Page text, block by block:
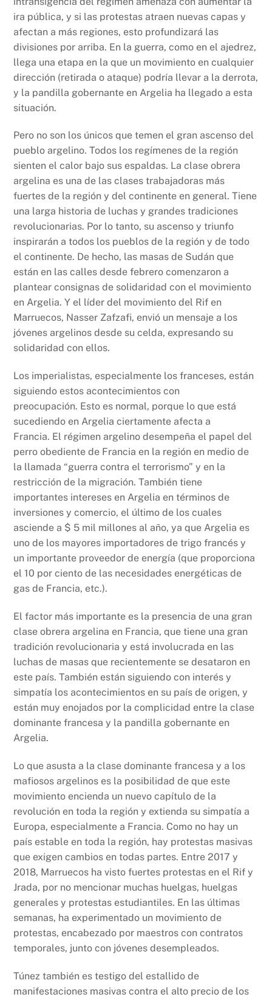
ira pública, y si las protestas atraen nuevas capas y
afectan a más regiones, esto profundizará las
divisiones por arriba. En la guerra, como en el ajedrez,
llega una etapa en la que un movimiento en cualquier
dirección (retirada o ataque) podría llevar a la derrota,
y la pandilla gobernante en Argelia ha llegado a esta
situación.
Pero no son los únicos que temen el gran ascenso del
pueblo argelino. Todos los regímenes de la región
sienten el calor bajo sus espaldas. La clase obrera
argelina es una de las clases trabajadoras más
fuertes de la región y del continente en general. Tiene
una larga historia de luchas y grandes tradiciones
revolucionarias. Por lo tanto, su ascenso y triunfo
inspirarán a todos los pueblos de la región y de todo
el continente. De hecho, las masas de Sudán que
están en las calles desde febrero comenzaron a
plantear consignas de solidaridad con el movimiento
en Argelia. Y el líder del movimiento del Rif en
Marruecos, Nasser Zafzafi, envió un mensaje a los
jóvenes argelinos desde su celda, expresando su
solidaridad con ellos.
Los imperialistas, especialmente los franceses, están
siguiendo estos acontecimientos con
preocupación. Esto es normal, porque lo que está
sucediendo en Argelia ciertamente afecta a
Francia. El régimen argelino desempeña el papel del
perro obediente de Francia en la región en medio de
la llamada “guerra contra el terrorismo” y en la
restricción de la migración. También tiene
importantes intereses en Argelia en términos de
inversiones y comercio, el último de los cuales
asciende a $ 5 mil millones al año, ya que Argelia es
uno de los mayores importadores de trigo francés y
un importante proveedor de energía (que proporciona
el 10 por ciento de las necesidades energéticas de
gas de Francia, etc.).
El factor más importante es la presencia de una gran
clase obrera argelina en Francia, que tiene una gran
tradición revolucionaria y está involucrada en las
luchas de masas que recientemente se desataron en
este país. También están siguiendo con interés y
simpatía los acontecimientos en su país de origen, y
están muy enojados por la complicidad entre la clase
dominante francesa y la pandilla gobernante en
Argelia.
Lo que asusta a la clase dominante francesa y a los
mafiosos argelinos es la posibilidad de que este
movimiento encienda un nuevo capítulo de la
revolución en toda la región y extienda su simpatía a
Europa, especialmente a Francia. Como no hay un
país estable en toda la región, hay protestas masivas
que exigen cambios en todas partes. Entre 2017 y
2018, Marruecos ha visto fuertes protestas en el Rif y
Jrada, por no mencionar muchas huelgas, huelgas
generales y protestas estudiantiles. En las últimas
semanas, ha experimentado un movimiento de
protestas, encabezado por maestros con contratos
temporales, junto con jóvenes desempleados.
Túnez también es testigo del estallido de
manifestaciones masivas contra el alto precio de los